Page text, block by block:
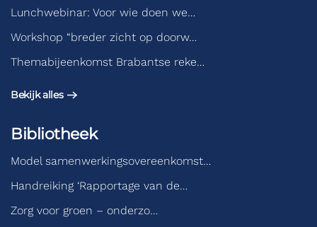
Lunchwebinar: Voor wie doen we…
Workshop “breder zicht op doorw…
Themabijeenkomst Brabantse reke…
Bekijk alles
Bibliotheek
Model samenwerkingsovereenkomst…
Handreiking ‘Rapportage van de…
Zorg voor groen – onderzo…